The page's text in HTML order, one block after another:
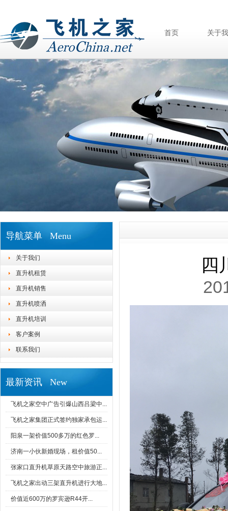
首页 关于
导航菜单 Menu
关于我们
直升机租赁
直升机销售
直升机喷洒
直升机培训
客户案例
联系我们
最新资讯 New
飞机之家空中广告引爆山西吕梁中...
飞机之家集团正式签约独家承包运...
阳泉一架价值500多万的红色罗...
济南一小伙新婚现场，租价值50...
张家口直升机草原天路空中旅游正...
飞机之家出动三架直升机进行大地...
价值近600万的罗宾逊R44开...
四